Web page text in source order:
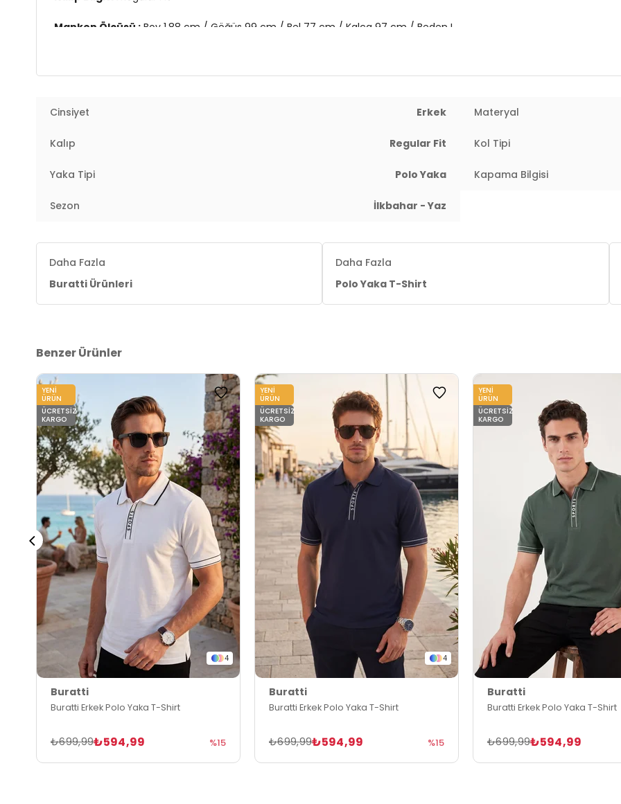
Manken Ölçüsü : Boy 1.88 cm / Göğüs 99 cm / Bel 77 cm / Kalça 97 cm / Beden L
3DY15902434.16
Cinsiyet Erkek Materyal
Kalıp Regular Fit Kol Tipi
Yaka Tipi Polo Yaka Kapama Bilgisi
Sezon İlkbahar - Yaz
Daha Fazla
Buratti Ürünleri
Daha Fazla
Polo Yaka T-Shirt
Benzer Ürünler
4
Buratti
Buratti Erkek Polo Yaka T-Shirt
₺594,99
₺699,99 %15
YENI
ÜRÜN
ÜCRETSIZ
KARGO
4
Buratti
Buratti Erkek Polo Yaka T-Shirt
₺594,99
₺699,99 %15
YENI
ÜRÜN
ÜCRETSIZ
KARGO
Buratti
Buratti Erkek Polo Yaka T-Shirt
₺594,99
₺699,99
YENI
ÜRÜN
ÜCRETSIZ
KARGO